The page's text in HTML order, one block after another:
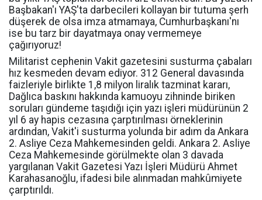
Başbakan'ı YAŞ'ta darbecileri kollayan bir tutuma şerh
düşerek de olsa imza atmamaya, Cumhurbaşkanı'nı
ise bu tarz bir dayatmaya onay vermemeye
çağırıyoruz!
Militarist cephenin Vakit gazetesini susturma çabaları
hız kesmeden devam ediyor. 312 General davasında
faizleriyle birlikte 1,8 milyon liralık tazminat kararı,
Dağlıca baskını hakkında kamuoyu zihninde biriken
soruları gündeme taşıdığı için yazı işleri müdürünün 2
yıl 6 ay hapis cezasına çarptırılması örneklerinin
ardından, Vakit'i susturma yolunda bir adım da Ankara
2. Asliye Ceza Mahkemesinden geldi. Ankara 2. Asliye
Ceza Mahkemesinde görülmekte olan 3 davada
yargılanan Vakit Gazetesi Yazı İşleri Müdürü Ahmet
Karahasanoğlu, ifadesi bile alınmadan mahkûmiyete
çarptırıldı.